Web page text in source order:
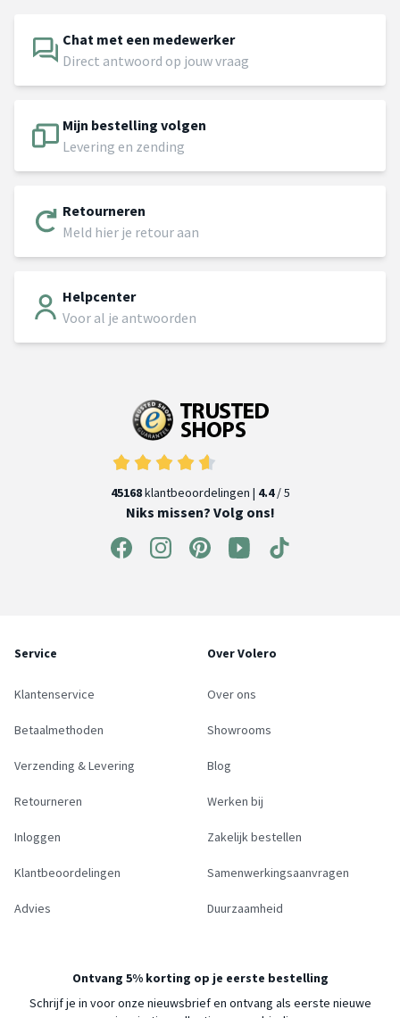
Chat met een medewerker
Direct antwoord op jouw vraag
Mijn bestelling volgen
Levering en zending
Retourneren
Meld hier je retour aan
Helpcenter
Voor al je antwoorden
45168klantbeoordelingen | 4.4/ 5
Niks missen? Volg ons!
Service
Klantenservice
Betaalmethoden
Verzending & Levering
Retourneren
Inloggen
Klantbeoordelingen
Advies
Over Volero
Over ons
Showrooms
Blog
Werken bij
Zakelijk bestellen
Samenwerkingsaanvragen
Duurzaamheid
Ontvang 5% korting op je eerste bestelling
Schrijf je in voor onze nieuwsbrief en ontvang als eerste nieuwe